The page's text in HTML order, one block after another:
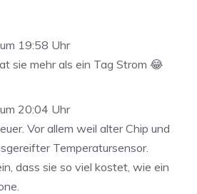
19:58 Uhr
sie mehr als ein Tag Strom 😂
20:04 Uhr
Vor allem weil alter Chip und
Temperatursensor.
dass sie so viel kostet, wie ein